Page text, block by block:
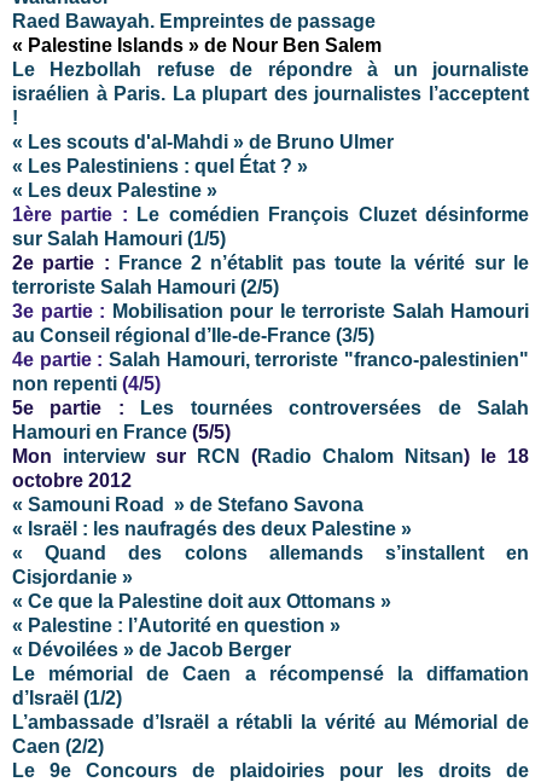
Raed Bawayah. Empreintes de passage
« Palestine Islands » de Nour Ben Salem
Le Hezbollah refuse de répondre à un journaliste
israélien à Paris. La plupart des journalistes l’acceptent
!
« Les scouts d'al-Mahdi » de Bruno Ulmer
« Les Palestiniens : quel État ? »
« Les deux Palestine »
1ère partie :
Le comédien François Cluzet désinforme
sur Salah Hamouri (1/5)
2e partie :
France 2 n’établit pas toute la vérité sur le
terroriste Salah Hamouri (2/5)
3e partie : Mobilisation pour le terroriste Salah Hamouri
au Conseil régional d’Ile-de-France (3/5)
4e partie : Salah Hamouri, terroriste "franco-palestinien"
non repenti (4/5)
5e partie :
Les tournées controversées de Salah
Hamouri en France (5/5)
Mon interviewsur RCN (Radio Chalom Nitsan) le 18
octobre 2012
« Samouni Road » de Stefano Savona
« Israël : les naufragés des deux Palestine »
« Quand des colons allemands s’installent en
Cisjordanie »
« Ce que la Palestine doit aux Ottomans »
« Palestine : l’Autorité en question »
« Dévoilées » de Jacob Berger
Le mémorial de Caen a récompensé la diffamation
d’Israël (1/2)
L’ambassade d’Israël a rétabli la vérité au Mémorial de
Caen (2/2)
Le 9e Concours de plaidoiries pour les droits de